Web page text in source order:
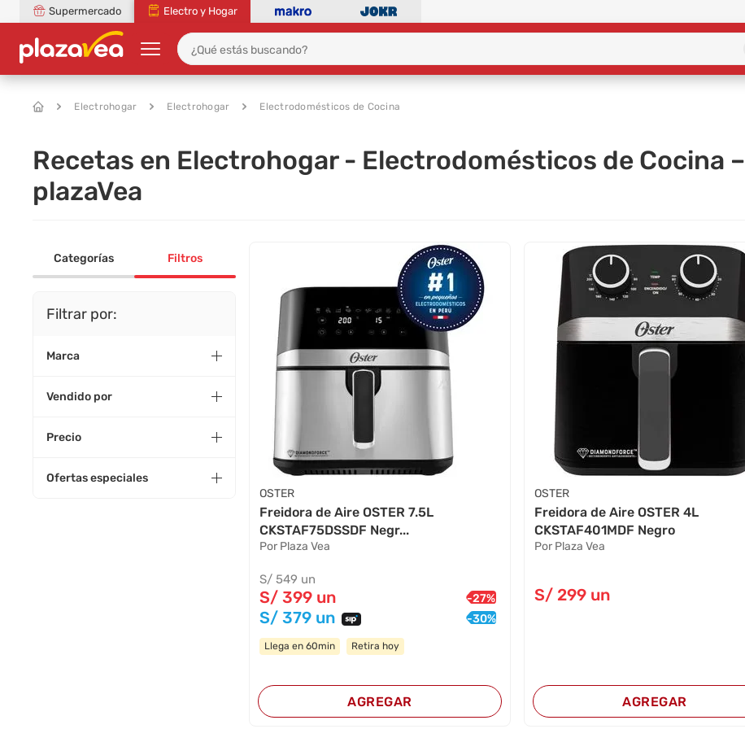
Supermercado Electro y Hogar
Electrohogar Electrohogar Electrodomésticos de Cocina
Recetas en Electrohogar - Electrodomésticos de Cocina –
plazaVea
Categorías Filtros
Filtrar por:
Marca
Vendido por
Precio
Ofertas especiales
OSTER
Freidora de Aire OSTER 7.5L
CKSTAF75DSSDF Negr...
Por Plaza Vea
S/549 un
S/399 un -27%
S/379 un -30%
Llega en 60min Retira hoy
AGREGAR
OSTER
Freidora de Aire OSTER 4L
CKSTAF401MDF Negro
Por Plaza Vea
S/ 299 un
AGREGAR